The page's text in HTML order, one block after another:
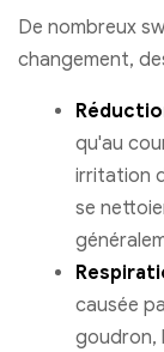
De nombreux
changement,
qu'au
irritation
se
causée
goudron,